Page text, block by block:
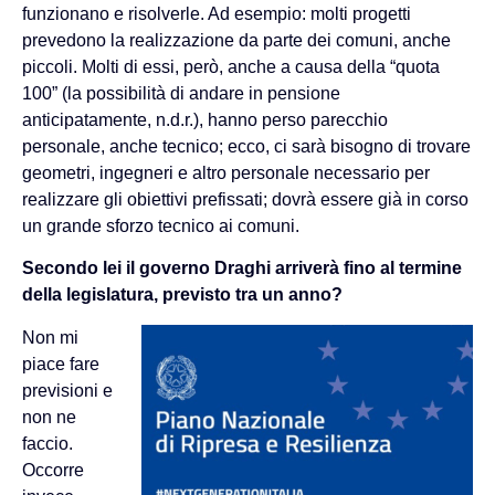
funzionano e risolverle. Ad esempio: molti progetti
prevedono la realizzazione da parte dei comuni, anche
piccoli. Molti di essi, però, anche a causa della “quota
100” (la possibilità di andare in pensione
anticipatamente, n.d.r.), hanno perso parecchio
personale, anche tecnico; ecco, ci sarà bisogno di trovare
geometri, ingegneri e altro personale necessario per
realizzare gli obiettivi prefissati; dovrà essere già in corso
un grande sforzo tecnico ai comuni.
Secondo lei il governo Draghi arriverà fino al termine
della legislatura, previsto tra un anno?
Non mi
piace fare
previsioni e
non ne
faccio.
Occorre